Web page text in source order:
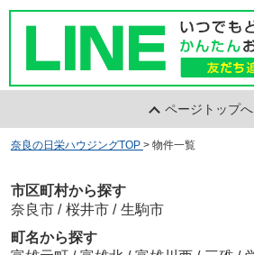
ページトップへ
奈良の日栄ハウジングTOP > 物件一覧
市区町村から探す
奈良市 / 桜井市 / 生駒市
町名から探す